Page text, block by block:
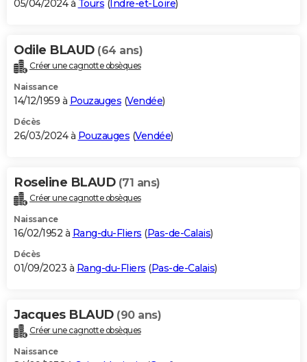
05/04/2024 à Tours (Indre-et-Loire)
Odile BLAUD (64 ans)
Créer une cagnotte obsèques
Naissance
14/12/1959 à Pouzauges (Vendée)
Décès
26/03/2024 à Pouzauges (Vendée)
Roseline BLAUD (71 ans)
Créer une cagnotte obsèques
Naissance
16/02/1952 à Rang-du-Fliers (Pas-de-Calais)
Décès
01/09/2023 à Rang-du-Fliers (Pas-de-Calais)
Jacques BLAUD (90 ans)
Créer une cagnotte obsèques
Naissance